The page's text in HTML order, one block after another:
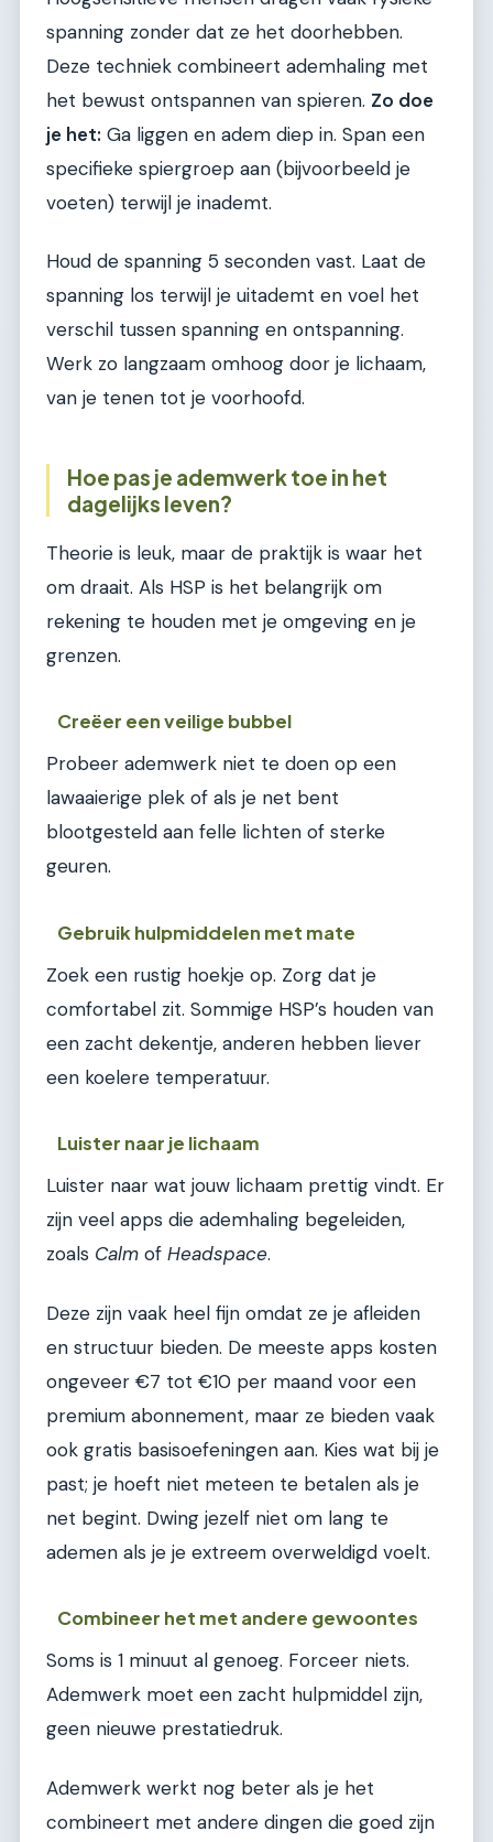
spanning zonder dat ze het doorhebben.
Deze techniek combineert ademhaling met
het bewust ontspannen van spieren. Zo doe
je het: Ga liggen en adem diep in. Span een
specifieke spiergroep aan (bijvoorbeeld je
voeten) terwijl je inademt.
Houd de spanning 5 seconden vast. Laat de
spanning los terwijl je uitademt en voel het
verschil tussen spanning en ontspanning.
Werk zo langzaam omhoog door je lichaam,
van je tenen tot je voorhoofd.
Hoe pas je ademwerk toe in het
dagelijks leven?
Theorie is leuk, maar de praktijk is waar het
om draait. Als HSP is het belangrijk om
rekening te houden met je omgeving en je
grenzen.
Creëer een veilige bubbel
Probeer ademwerk niet te doen op een
lawaaierige plek of als je net bent
blootgesteld aan felle lichten of sterke
geuren.
Gebruik hulpmiddelen met mate
Zoek een rustig hoekje op. Zorg dat je
comfortabel zit. Sommige HSP’s houden van
een zacht dekentje, anderen hebben liever
een koelere temperatuur.
Luister naar je lichaam
Luister naar wat jouw lichaam prettig vindt. Er
zijn veel apps die ademhaling begeleiden,
zoals Calm of Headspace.
Deze zijn vaak heel fijn omdat ze je afleiden
en structuur bieden. De meeste apps kosten
ongeveer €7 tot €10 per maand voor een
premium abonnement, maar ze bieden vaak
ook gratis basisoefeningen aan. Kies wat bij je
past; je hoeft niet meteen te betalen als je
net begint. Dwing jezelf niet om lang te
ademen als je je extreem overweldigd voelt.
Combineer het met andere gewoontes
Soms is 1 minuut al genoeg. Forceer niets.
Ademwerk moet een zacht hulpmiddel zijn,
geen nieuwe prestatiedruk.
Ademwerk werkt nog beter als je het
combineert met andere dingen die goed zijn